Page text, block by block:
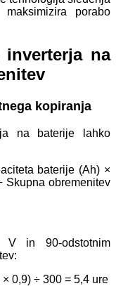
porabo
inverterja na
kopiranja
na baterije lahko
baterije (Ah) ×
Skupna obremenitev
in 90-odstotnim
0,9) ÷ 300 = 5,4 ure